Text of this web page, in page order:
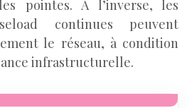
pointes. À l’inverse, les
continues peuvent
le réseau, à condition
infrastructurelle.